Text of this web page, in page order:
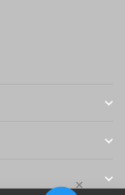
×